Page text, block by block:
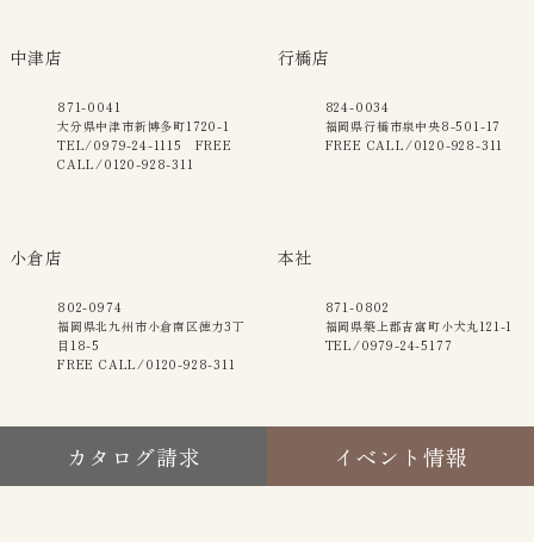
中津店
871-0041
大分県中津市新博多町1720-1
TEL/0979-24-1115 FREE
CALL/0120-928-311
行橋店
824-0034
福岡県行橋市泉中央8-501-17
FREE CALL/0120-928-311
小倉店
802-0974
福岡県北九州市小倉南区徳力3丁
目18-5
FREE CALL/0120-928-311
本社
871-0802
福岡県築上郡吉富町小犬丸121-1
TEL/0979-24-5177
Copyright © 2023 株式会社ACLIVE THE HAUS All Rights Reserved.
カタログ請求 イベント情報